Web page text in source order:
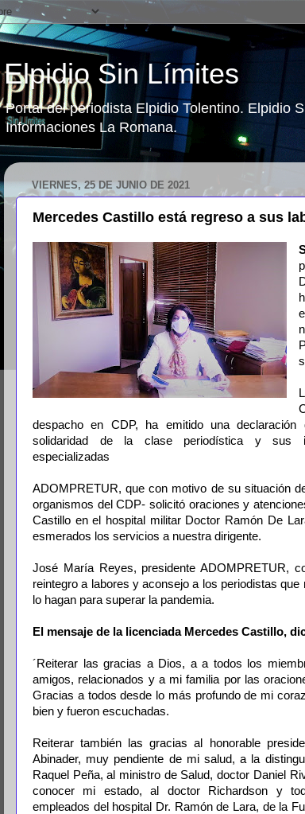
Elpidio Sin Límites
Portal del periodista Elpidio Tolentino. Elpidio
Informaciones La Romana.
VIERNES, 25 DE JUNIO DE 2021
Mercedes Castillo está regreso a sus
despacho en CDP, ha emitido una declaración
solidaridad de la clase periodística y sus
especializadas
ADOMPRETUR, que con motivo de su situación
organismos del CDP- solicitó oraciones y
Castillo en el hospital militar Doctor Ramón De
esmerados los servicios a nuestra dirigente.
José María Reyes, presidente ADOMPRETUR,
reintegro a labores y aconsejo a los periodistas
lo hagan para superar la pandemia.
El mensaje de la licenciada Mercedes Castillo,
´Reiterar las gracias a Dios, a a todos los
amigos, relacionados y a mi familia por las
Gracias a todos desde lo más profundo de mi
bien y fueron escuchadas.
Reiterar también las gracias al honorable
Abinader, muy pendiente de mi salud, a la
Raquel Peña, al ministro de Salud, doctor Daniel
conocer mi estado, al doctor Richardson y
empleados del hospital Dr. Ramón de Lara, de la